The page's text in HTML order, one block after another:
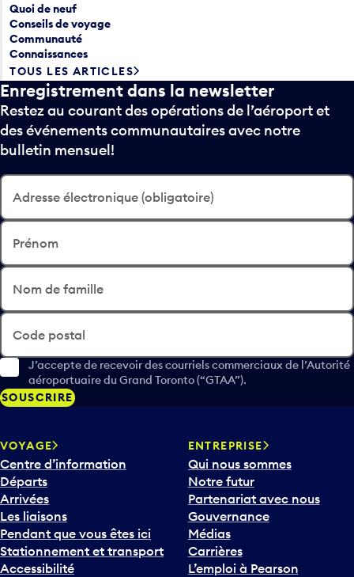
Quoi de neuf
Conseils de voyage
Communauté
Connaissances
TOUS LES ARTICLES
Enregistrement dans la newsletter
Restez au courant des opérations de l’aéroport et
des événements communautaires avec notre
bulletin mensuel!
Adresse électronique (obligatoire)
Prénom
Nom de famille
Code postal
J’accepte de recevoir des courriels commerciaux de l’Autorité
aéroportuaire du Grand Toronto (“GTAA”).
SOUSCRIRE
VOYAGE
Centre d’information
Départs
Arrivées
Les liaisons
Pendant que vous êtes ici
Stationnement et transport
Accessibilité
ENTREPRISE
Qui nous sommes
Notre futur
Partenariat avec nous
Gouvernance
Médias
Carrières
L’emploi à Pearson